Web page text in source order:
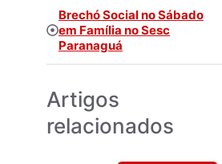
Brechó Social no Sábado
em Família no Sesc
Paranaguá
Artigos
relacionados